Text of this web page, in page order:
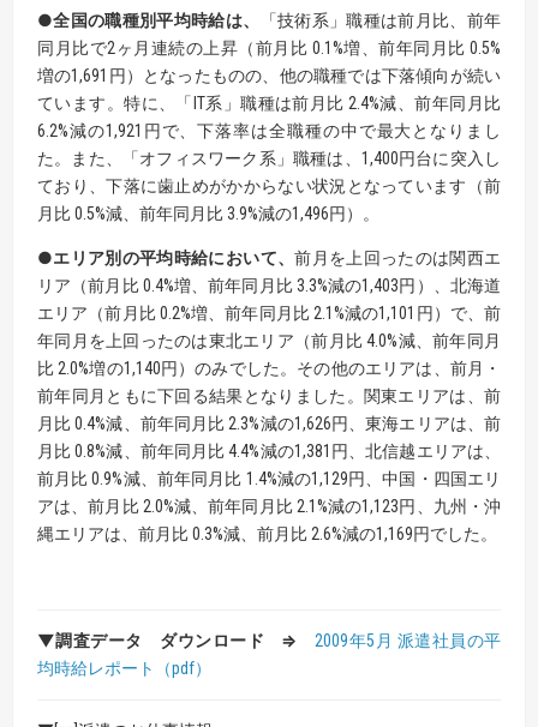
●全国の職種別平均時給は、
「技術系」職種は前月比、前年
同月比で2ヶ月連続の上昇（前月比 0.1%増、前年同月比 0.5%
増の1,691円）となったものの、他の職種では下落傾向が続い
ています。特に、「IT系」職種は前月比 2.4%減、前年同月比
6.2%減の1,921円で、下落率は全職種の中で最大となりまし
た。また、「オフィスワーク系」職種は、1,400円台に突入し
ており、下落に歯止めがかからない状況となっています（前
月比 0.5%減、前年同月比 3.9%減の1,496円）。
●エリア別の平均時給において、前月を上回ったのは関西エ
リア（前月比 0.4%増、前年同月比 3.3%減の1,403円）、北海道
エリア（前月比 0.2%増、前年同月比 2.1%減の1,101円）で、前
年同月を上回ったのは東北エリア（前月比 4.0%減、前年同月
比 2.0%増の1,140円）のみでした。その他のエリアは、前月・
前年同月ともに下回る結果となりました。関東エリアは、前
月比 0.4%減、前年同月比 2.3%減の1,626円、東海エリアは、前
月比 0.8%減、前年同月比 4.4%減の1,381円、北信越エリアは、
前月比 0.9%減、前年同月比 1.4%減の1,129円、中国・四国エリ
アは、前月比 2.0%減、前年同月比 2.1%減の1,123円、九州・沖
縄エリアは、前月比 0.3%減、前月比 2.6%減の1,169円でした。
▼調査データ ダウンロード ⇒2009年5月 派遣社員の平
均時給レポート（pdf）